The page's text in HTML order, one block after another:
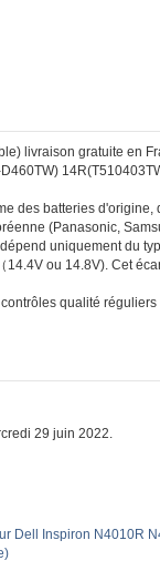
livraison gratuite en
des batteries d'origine,
(Panasonic,
uniquement du
14.4V ou 14.8V). Cet
qualité
29 juin 2022.
Dell Inspiron N4010R